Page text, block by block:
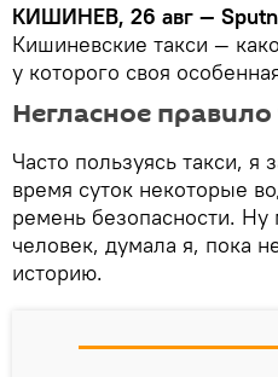
КИШИНЕВ, 26 авг —
Кишиневские такси —
у которого своя
Негласное
Часто пользуясь такси, я
время суток некоторые
ремень безопасности.
человек, думала я, пока
историю.